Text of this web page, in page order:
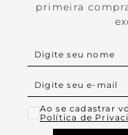
primeira
Ao se cadastrar
Política de